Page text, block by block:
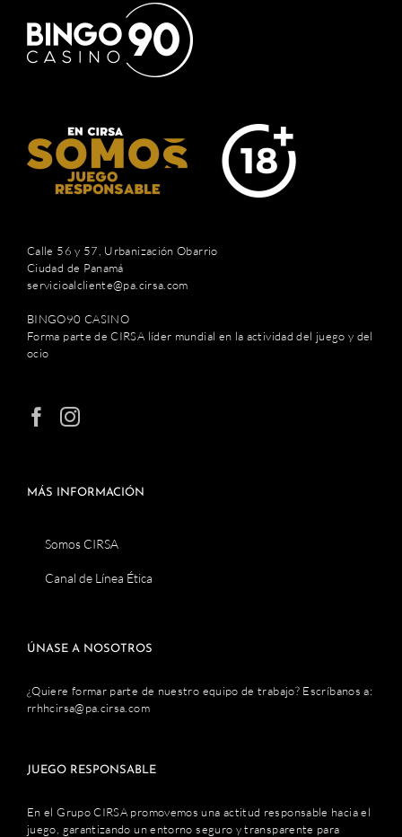
Calle 56 y 57, Urbanización Obarrio
Ciudad de Panamá
servicioalcliente@pa.cirsa.com
BINGO90 CASINO
Forma parte de CIRSA líder mundial en la actividad del juego y del
ocio
MÁS INFORMACIÓN
Somos CIRSA
Canal de Línea Ética
ÚNASE A NOSOTROS
¿Quiere formar parte de nuestro equipo de trabajo? Escríbanos a:
rrhhcirsa@pa.cirsa.com
JUEGO RESPONSABLE
En el Grupo CIRSA promovemos una actitud responsable hacia el
juego, garantizando un entorno seguro y transparente para